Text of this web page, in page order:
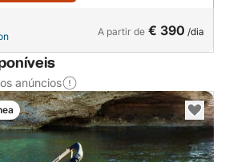
A partir de € 390 /dia
anúncios